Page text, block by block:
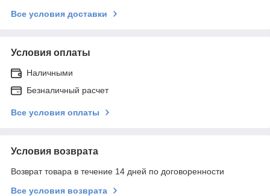
Все условия доставки
Условия оплаты
Наличными
Безналичный расчет
Все условия оплаты
Условия возврата
Возврат товара в течение 14 дней по договоренности
Все условия возврата